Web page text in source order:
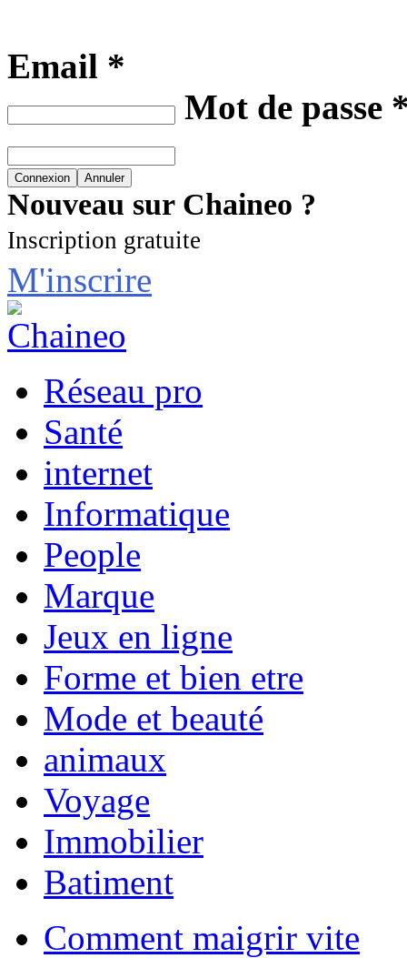
Email *
Mot de passe
Nouveau sur Chaineo ?
Inscription gratuite
M'inscrire
Réseau pro
Santé
internet
Informatique
People
Marque
Jeux en ligne
Forme et bien etre
Mode et beauté
animaux
Voyage
Immobilier
Batiment
Comment maigrir vite